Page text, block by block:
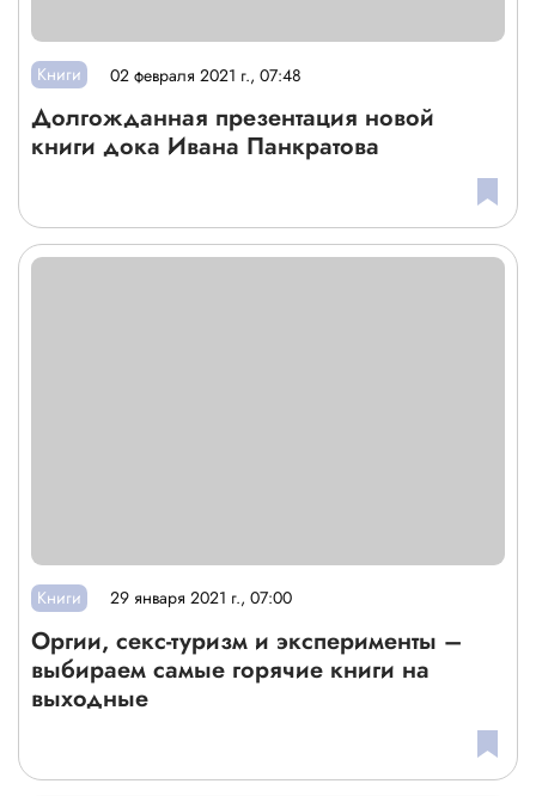
Книги 02 февраля 2021 г., 07:48
Долгожданная презентация новой
книги дока Ивана Панкратова
Книги 29 января 2021 г., 07:00
Оргии, секс-туризм и эксперименты –
выбираем самые горячие книги на
выходные